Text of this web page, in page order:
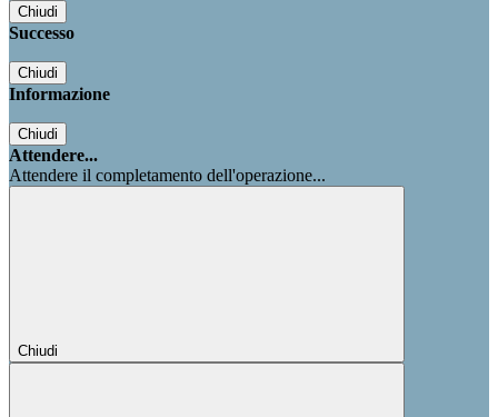
Chiudi
Successo
Chiudi
Informazione
Chiudi
Attendere...
Attendere il completamento dell'operazione...
Chiudi